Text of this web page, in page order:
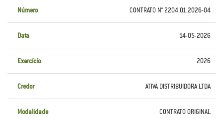
Número CONTRATO N° 2204.01.2026-04
Data 14-05-2026
Exercício 2026
Credor ATIVA DISTRIBUIDORA LTDA
Modalidade CONTRATO ORIGINAL